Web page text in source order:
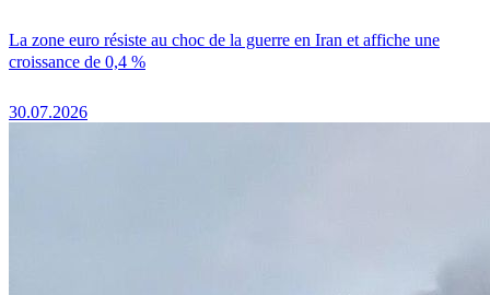
La zone euro résiste au choc de la guerre en Iran et affiche une
croissance de 0,4 %
30.07.2026